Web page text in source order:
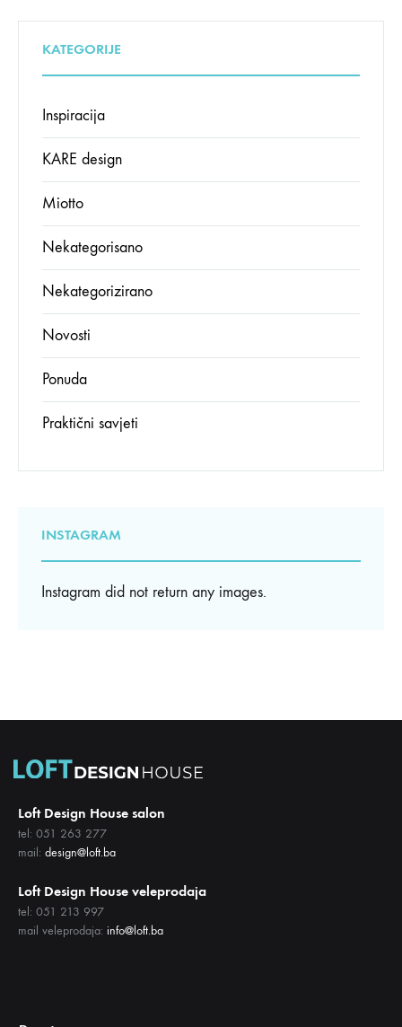
KATEGORIJE
Inspiracija
KARE design
Miotto
Nekategorisano
Nekategorizirano
Novosti
Ponuda
Praktični savjeti
INSTAGRAM
Instagram did not return any images.
Loft Design House salon
tel: 051 263 277
mail: design@loft.ba
Loft Design House veleprodaja
tel: 051 213 997
mail veleprodaja: info@loft.ba